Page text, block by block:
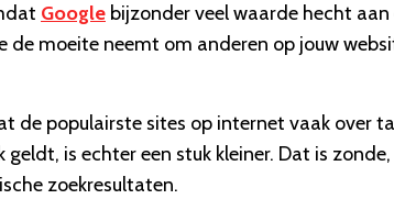
Google bijzonder veel waarde hecht
de moeite neemt om anderen op jouw
de populairste sites op internet vaak over
is echter een stuk kleiner. Dat is
zoekresultaten.